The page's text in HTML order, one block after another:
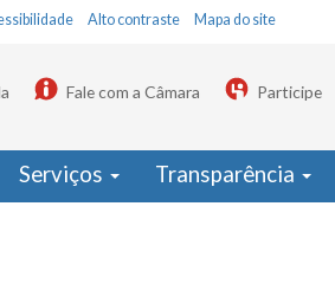
Alto contraste Mapa do site
Fale com a Câmara Participe
Serviços Transparência